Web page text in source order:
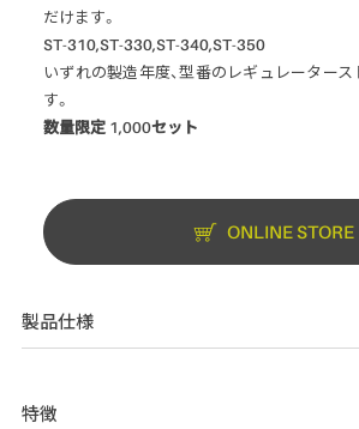
だけます。
ST-310,ST-330,ST-340,ST-350
いずれの製造年度、型番のレギュレーター
す。
数量限定 1,000セット
ONLINE STORE
製品仕様
特徴